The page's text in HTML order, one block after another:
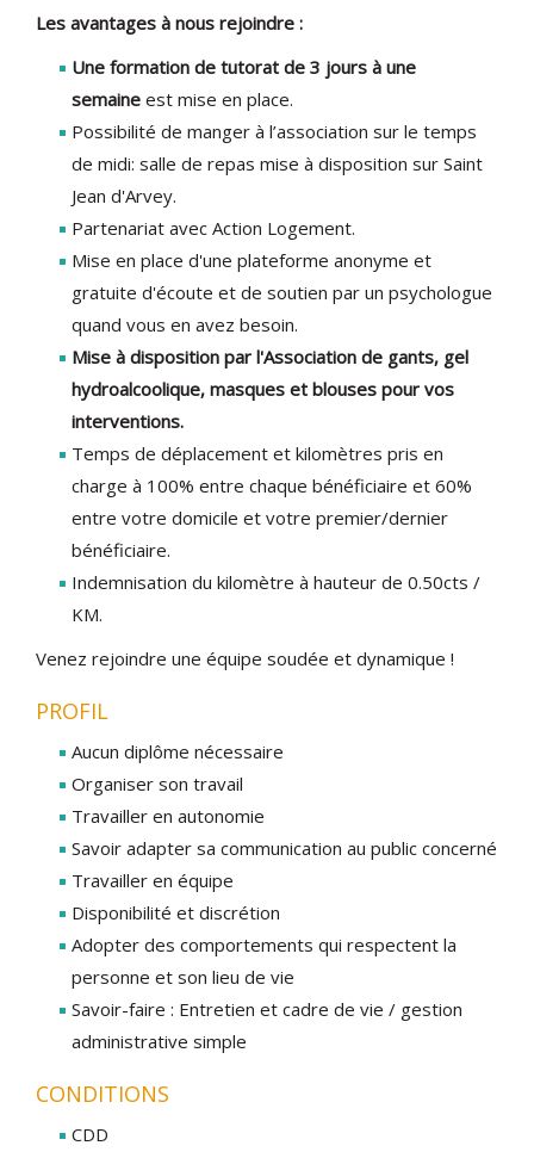
Les avantages à nous rejoindre :
Une formation de tutorat de 3 jours à une
semaine est mise en place.
Possibilité de manger à l’association sur le temps
de midi: salle de repas mise à disposition sur Saint
Jean d'Arvey.
Partenariat avec Action Logement.
Mise en place d'une plateforme anonyme et
gratuite d'écoute et de soutien par un psychologue
quand vous en avez besoin.
Mise à disposition par l'Association de gants, gel
hydroalcoolique, masques et blouses pour vos
interventions.
Temps de déplacement et kilomètres pris en
charge à 100% entre chaque bénéficiaire et 60%
entre votre domicile et votre premier/dernier
bénéficiaire.
Indemnisation du kilomètre à hauteur de 0.50cts /
KM.
Venez rejoindre une équipe soudée et dynamique !
PROFIL
Aucun diplôme nécessaire
Organiser son travail
Travailler en autonomie
Savoir adapter sa communication au public concerné
Travailler en équipe
Disponibilité et discrétion
Adopter des comportements qui respectent la
personne et son lieu de vie
Savoir-faire : Entretien et cadre de vie / gestion
administrative simple
CONDITIONS
CDD